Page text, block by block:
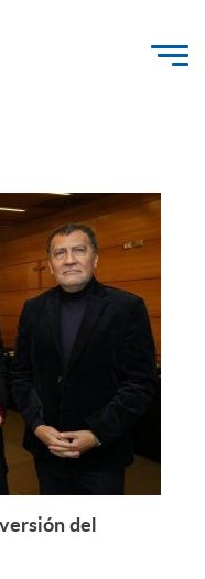
Leer más +
del